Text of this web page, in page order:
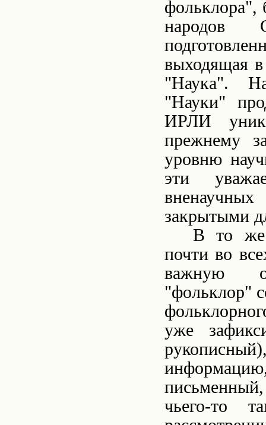
фольклора",
народов
выходящая в
"Наука".
"Науки"
ИРЛИ
прежнему
уровню
эти
закрытыми
В то же
почти во
важную
"фольклор"
уже
письменный,
чьего-то